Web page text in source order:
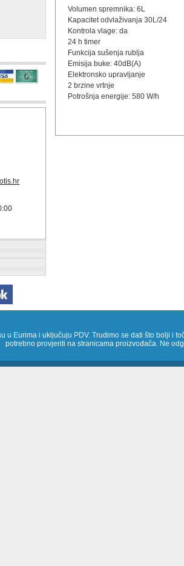
Volumen spremnika: 6L
Kapacitet odvlaživanja 30L/24
Kontrola vlage: da
24 h timer
Funkcija sušenja rublja
Emisija buke: 40dB(A)
Elektronsko upravljanje
2 brzine vrtnje
Potrošnja energije: 580 W/h
u Eurima i uključuju PDV. Trudimo se dati što bolji i
potrebno provjeriti na stranicama proizvođača. Ne